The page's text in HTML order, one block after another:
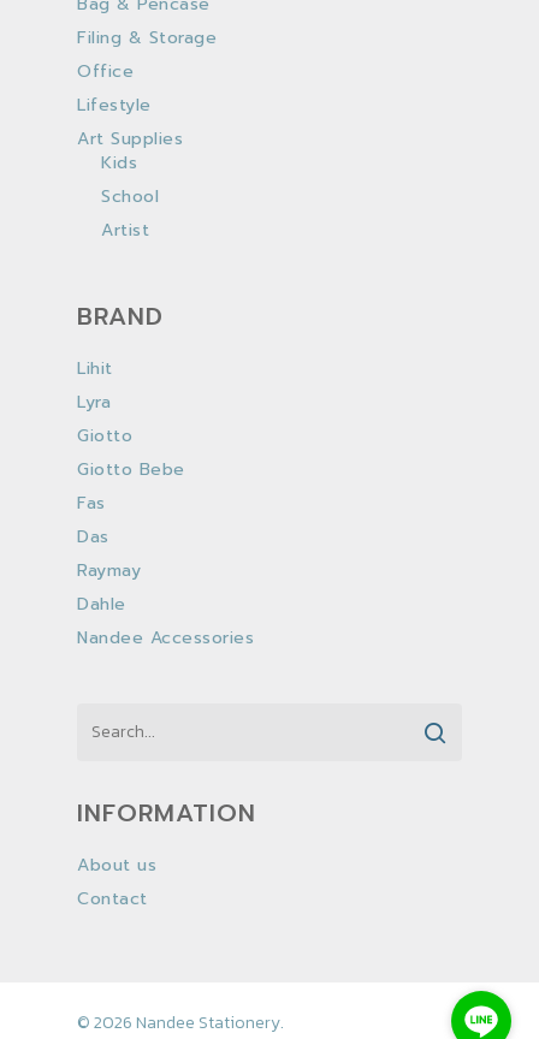
Filing & Storage
Office
Lifestyle
Art Supplies
Kids
School
Artist
BRAND
Lihit
Lyra
Giotto
Giotto Bebe
Fas
Das
Raymay
Dahle
Nandee Accessories
INFORMATION
About us
Contact
© 2026 Nandee Stationery.